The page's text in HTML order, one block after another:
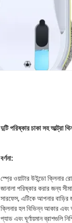
দুটি পরিষ্কার চাকা সহ আল্ট্রা
বর্ণনা:
স্প্রে ওয়াটার উইন্ডো ক্লিনার
জানালা পরিষ্কার করার জন্য
সারফেস, এটিকে আপনার বাড়ির
ক্লিনার হল বিভিন্ন আকার এবং
প্যাড এবং ঘূর্ণায়মান ব্রাশগুলি